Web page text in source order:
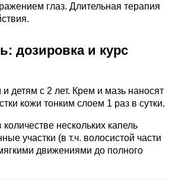
глаз. Длительная терапия
дозировка и курс
детям с 2 лет. Крем и мазь наносят
кожи тонким слоем 1 раз в сутки.
нескольких капель
участки (в т.ч. волосистой части
движениями до полного